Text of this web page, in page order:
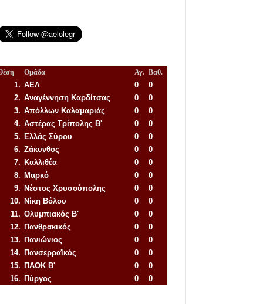
Ομάδα Αγ. Βαθ.
1. ΑΕΛ 0
0
2. Αναγέννηση Καρδίτσας 0
0
3. Απόλλων Καλαμαριάς 0
0
4. Αστέρας Τρίπολης Β' 0
0
5. Ελλάς Σύρου 0
0
6. Ζάκυνθος 0
0
7. Καλλιθέα 0
0
8. Μαρκό 0
0
9. Νέστος Χρυσούπολης 0
0
10. Νίκη Βόλου 0
0
11. Ολυμπιακός Β' 0
0
12. Πανθρακικός 0
0
13. Πανιώνιος 0
0
14. Πανσερραϊκός 0
0
15. ΠΑΟΚ Β' 0
0
16. Πύργος 0
0